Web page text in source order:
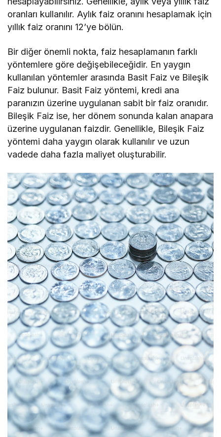
oranları kullanılır. Aylık faiz oranını hesaplamak için
yıllık faiz oranını 12’ye bölün.
Bir diğer önemli nokta, faiz hesaplamanın farklı
yöntemlere göre değişebileceğidir. En yaygın
kullanılan yöntemler arasında Basit Faiz ve Bileşik
Faiz bulunur. Basit Faiz yöntemi, kredi ana
paranızın üzerine uygulanan sabit bir faiz oranıdır.
Bileşik Faiz ise, her dönem sonunda kalan anapara
üzerine uygulanan faizdir. Genellikle, Bileşik Faiz
yöntemi daha yaygın olarak kullanılır ve uzun
vadede daha fazla maliyet oluşturabilir.